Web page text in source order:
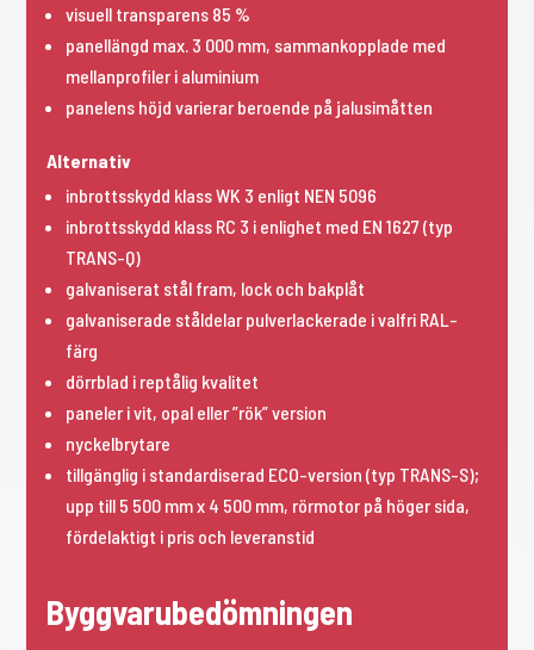
visuell transparens 85 %
panellängd max. 3 000 mm, sammankopplade med
mellanprofiler i aluminium
panelens höjd varierar beroende på jalusimåtten
Alternativ
inbrottsskydd klass WK 3 enligt NEN 5096
inbrottsskydd klass RC 3 i enlighet med EN 1627 (typ
TRANS-Q)
galvaniserat stål fram, lock och bakplåt
galvaniserade ståldelar pulverlackerade i valfri RAL-
färg
dörrblad i reptålig kvalitet
paneler i vit, opal eller ”rök” version
nyckelbrytare
tillgänglig i standardiserad ECO-version (typ TRANS-S);
upp till 5 500 mm x 4 500 mm, rörmotor på höger sida,
fördelaktigt i pris och leveranstid
Byggvarubedömningen